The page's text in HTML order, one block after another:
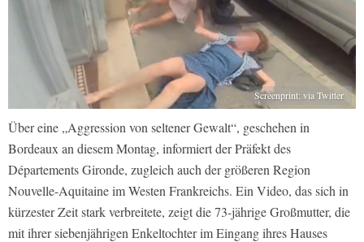
Screenprint: via Twitter
Über eine „Aggression von seltener Gewalt“, geschehen in
Bordeaux an diesem Montag, informiert der Präfekt des
Départements Gironde, zugleich auch der größeren Region
Nouvelle-Aquitaine im Westen Frankreichs. Ein Video, das sich in
kürzester Zeit stark verbreitete, zeigt die 73-jährige Großmutter, die
mit ihrer siebenjährigen Enkeltochter im Eingang ihres Hauses